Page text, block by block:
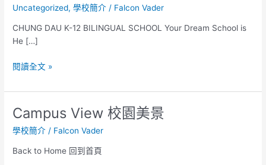
Uncategorized,學校簡介 / Falcon Vader
CHUNG DAU K-12 BILINGUAL SCHOOL Your Dream School is
He […]
閱讀全文 »
Campus View 校園美景
學校簡介 / Falcon Vader
Back to Home 回到首頁
Campus
校
園